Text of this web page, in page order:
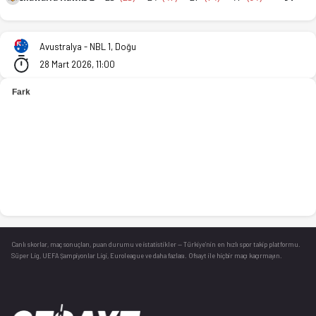
Avustralya - NBL 1, Doğu
28 Mart 2026, 11:00
Canlı skorlar , maç sonuçları, puan durumu ve istatistikler — Türkiye’nin en hızlı spor takip platformu.
Süper Lig, UEFA Şampiyonlar Ligi, Euroleague ve daha fazlası. Ofsayt ile hiçbir maçı kaçırmayın.